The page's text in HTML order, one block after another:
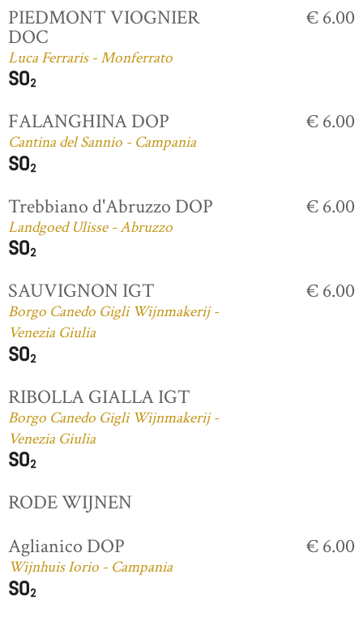
PIEDMONT VIOGNIER
DOC
Luca Ferraris - Monferrato
€ 6.00
FALANGHINA DOP
Cantina del Sannio - Campania
€ 6.00
Trebbiano d'Abruzzo DOP
Landgoed Ulisse - Abruzzo
€ 6.00
SAUVIGNON IGT
Borgo Canedo Gigli Wijnmakerij -
Venezia Giulia
€ 6.00
RIBOLLA GIALLA IGT
Borgo Canedo Gigli Wijnmakerij -
Venezia Giulia
RODE WIJNEN
Aglianico DOP
Wijnhuis Iorio - Campania
€ 6.00